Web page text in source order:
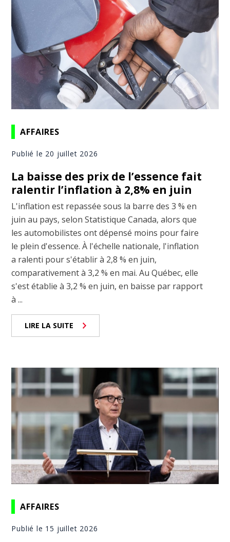
AFFAIRES
Publié le 20 juillet 2026
La baisse des prix de l’essence fait
ralentir l’inflation à 2,8% en juin
L'inflation est repassée sous la barre des 3 % en
juin au pays, selon Statistique Canada, alors que
les automobilistes ont dépensé moins pour faire
le plein d'essence. À l'échelle nationale, l'inflation
a ralenti pour s'établir à 2,8 % en juin,
comparativement à 3,2 % en mai. Au Québec, elle
s'est établie à 3,2 % en juin, en baisse par rapport
à ...
LIRE LA SUITE
AFFAIRES
Publié le 15 juillet 2026